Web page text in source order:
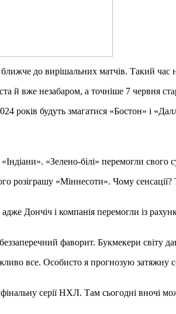
до вирішальних матчів. Такий
й вже незабаром, а точніше 7 червня
років будуть змагатися «Бостон» і
«Зелено-білі» перемогли
розіграшу «Міннесоти». Чому
Дончіч і компанія перемогли із
фаворит. Букмекери світу
все. Особисто я прогнозую
серії НХЛ. Там сьогодні